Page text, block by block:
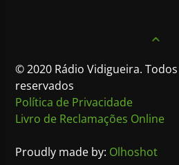
© 2020 Rádio Vidigueira.
reservados
Política de Privacidade
Livro de Reclamações Online
Proudly made by: Olhoshot